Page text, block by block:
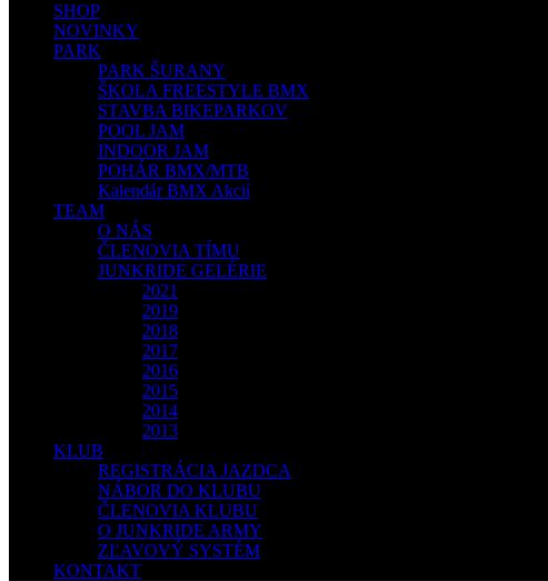
SHOP
NOVINKY
PARK
PARK ŠURANY
ŠKOLA FREESTYLE BMX
STAVBA BIKEPARKOV
POOL JAM
INDOOR JAM
POHÁR BMX/MTB
Kalendár BMX Akcií
TEAM
O NÁS
ČLENOVIA TÍMU
JUNKRIDE GELÉRIE
2021
2019
2018
2017
2016
2015
2014
2013
KLUB
REGISTRÁCIA JAZDCA
NÁBOR DO KLUBU
ČLENOVIA KLUBU
O JUNKRIDE ARMY
ZĽAVOVÝ SYSTÉM
KONTAKT